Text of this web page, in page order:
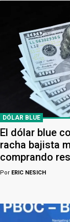
DÓLAR BLUE
El dólar blue
racha bajista
comprando
Por ERIC NESICH